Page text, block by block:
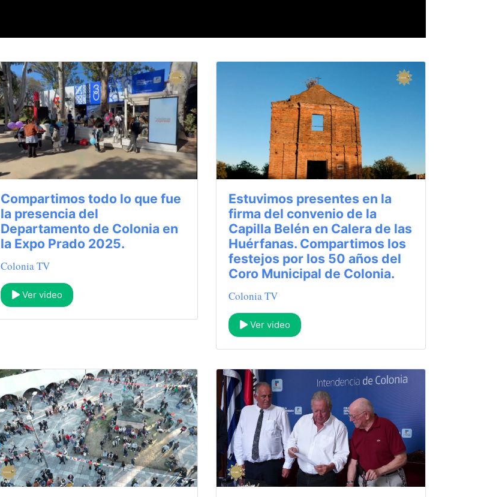
Compartimos todo lo que fue
la presencia del
Departamento de Colonia en
la Expo Prado 2025.
Colonia TV
Ver video
Estuvimos presentes en la
firma del convenio de la
Capilla Belén en Calera de las
Huérfanas. Compartimos los
festejos por los 50 años del
Coro Municipal de Colonia.
Colonia TV
Ver video